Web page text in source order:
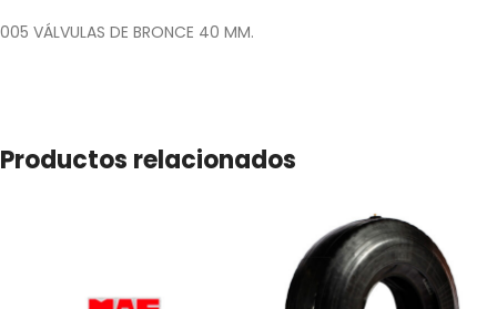
005 VÁLVULAS DE BRONCE 40 MM.
Productos relacionados